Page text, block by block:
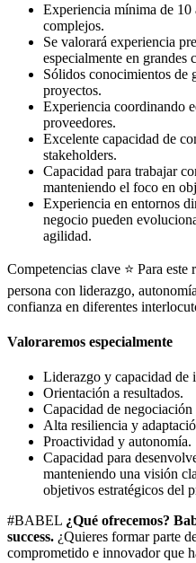
Experiencia mínima de 10
complejos.
Se valorará experiencia
especialmente en grandes
Sólidos conocimientos de
proyectos.
Experiencia coordinando
proveedores.
Excelente capacidad de
stakeholders.
Capacidad para trabajar
manteniendo el foco en
Experiencia en entornos
negocio pueden
agilidad.
Competencias clave ⭐ Para
persona con liderazgo,
confianza en diferentes
Valoraremos especialmente
Liderazgo y capacidad de
Orientación a resultados.
Capacidad de
Alta resiliencia y
Proactividad y autonomía.
Capacidad para
manteniendo una visión
objetivos estratégicos del
#BABEL ¿Qué ofrecemos?
success. ¿Quieres formar parte
comprometido e innovador que